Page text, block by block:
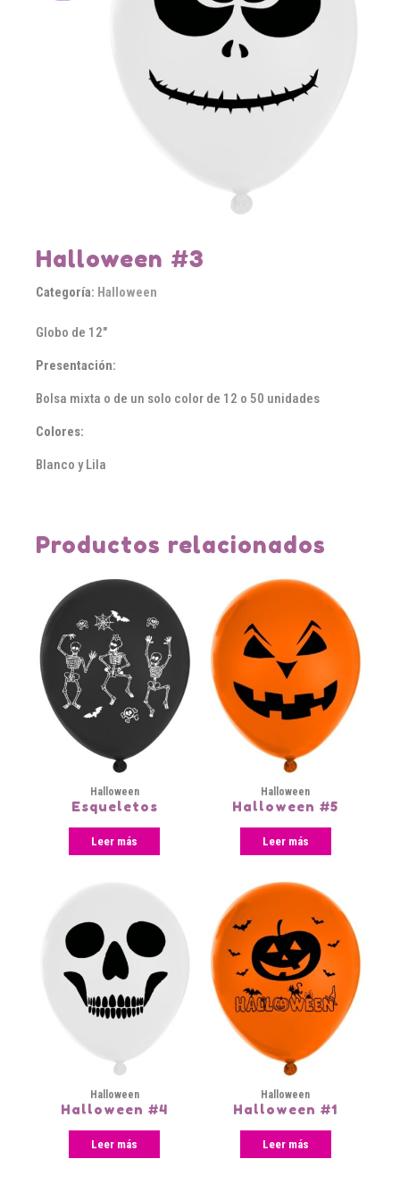
Halloween #3
Categoría: Halloween
Globo de 12″
Presentación:
Bolsa mixta o de un solo color de 12 o 50 unidades
Colores:
Blanco y Lila
Productos relacionados
Halloween
Esqueletos
Leer más
Halloween
Halloween #5
Leer más
Halloween
Halloween #4
Leer más
Halloween
Halloween #1
Leer más